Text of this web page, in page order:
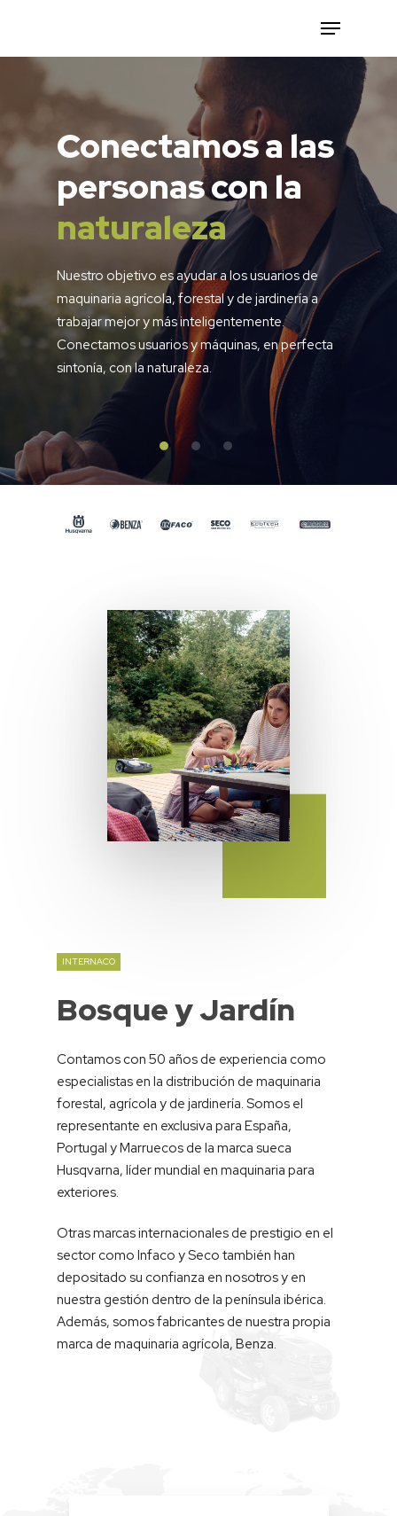
Hit enter to search or ESC to close
Conectamosa las
personascon la
naturaleza
Nuestro objetivo es ayudar a los usuarios de
maquinaria agrícola, forestal y de jardinería a
trabajar mejor y más inteligentemente.
Conectamos usuarios y máquinas, en perfecta
sintonía, con la naturaleza.
Líderespor
origen y
evolución
Desde nuestro nacimiento hace más de 40
años contamos con marcas líderes en nuestro
sector. Siempre en constante evolución y
crecimiento, desafiándonos constantemente a
nosotros mismos para ser la mejor opción para
la red de distribución.
Automower.Tu
céspedperfecto
sinesfuerzo
Husqvarna es líder mundial en robot
cortacésped desde 1995. Más de un millón de
jardines perfectos por todo el mundo.
INTERNACO
BosqueyJardín
Contamos con 50 años de experiencia como
especialistas en la distribución de maquinaria
forestal, agrícola y de jardinería. Somos el
representante en exclusiva para España,
Portugal y Marruecos de la marca sueca
Husqvarna, líder mundial en maquinaria para
exteriores.
Otras marcas internacionales de prestigio en el
sector como Infaco y Seco también han
depositado su confianza en nosotros y en
nuestra gestión dentro de la península ibérica.
Además, somos fabricantes de nuestra propia
marca de maquinaria agrícola, Benza.